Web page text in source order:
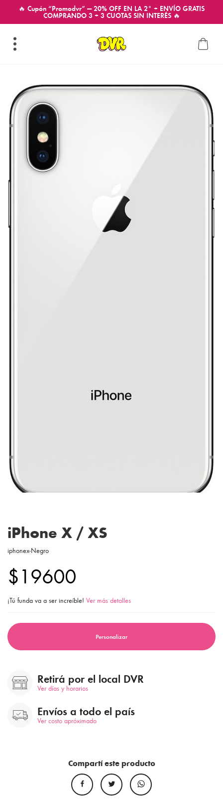
🔥 Cupón “Promodvr” — 20% OFF EN LA 2° + ENVÍO GRATIS
COMPRANDO 3 + 3 CUOTAS SIN INTERÉS 🔥
iPhone X / XS
iphonex-Negro
$19600
¡Tú funda va a ser increíble! Ver más detalles
Personalizar
Retirá por el local DVR
Ver días y horarios
Envíos a todo el país
Ver costo apróximado
Compartí este producto